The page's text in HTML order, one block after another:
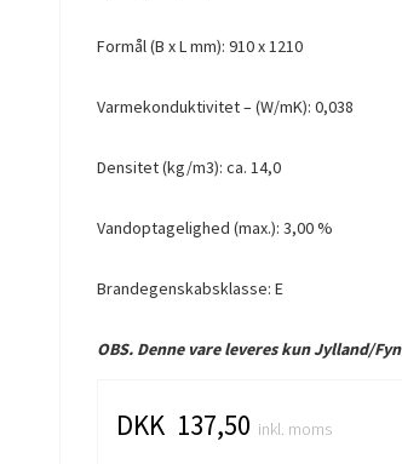
Formål (B x L mm): 910 x 1210
Varmekonduktivitet – (W/mK): 0,038
Densitet (kg/m3): ca. 14,0
Vandoptagelighed (max.): 3,00 %
Brandegenskabsklasse: E
OBS. Denne vare leveres kun Jylland/Fyn
DKK 137,50 inkl. moms